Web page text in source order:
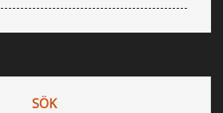
SÖK